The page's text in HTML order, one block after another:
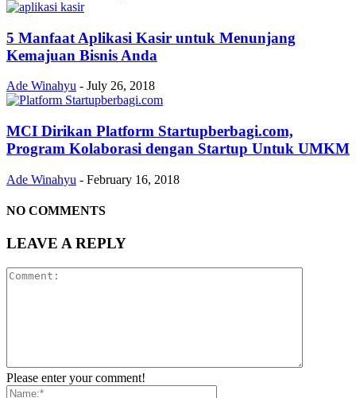
5 Manfaat Aplikasi Kasir untuk Menunjang
Kemajuan Bisnis Anda
Ade Winahyu - July 26, 2018
MCI Dirikan Platform Startupberbagi.com,
Program Kolaborasi dengan Startup Untuk UMKM
Ade Winahyu - February 16, 2018
NO COMMENTS
LEAVE A REPLY
Please enter your comment!